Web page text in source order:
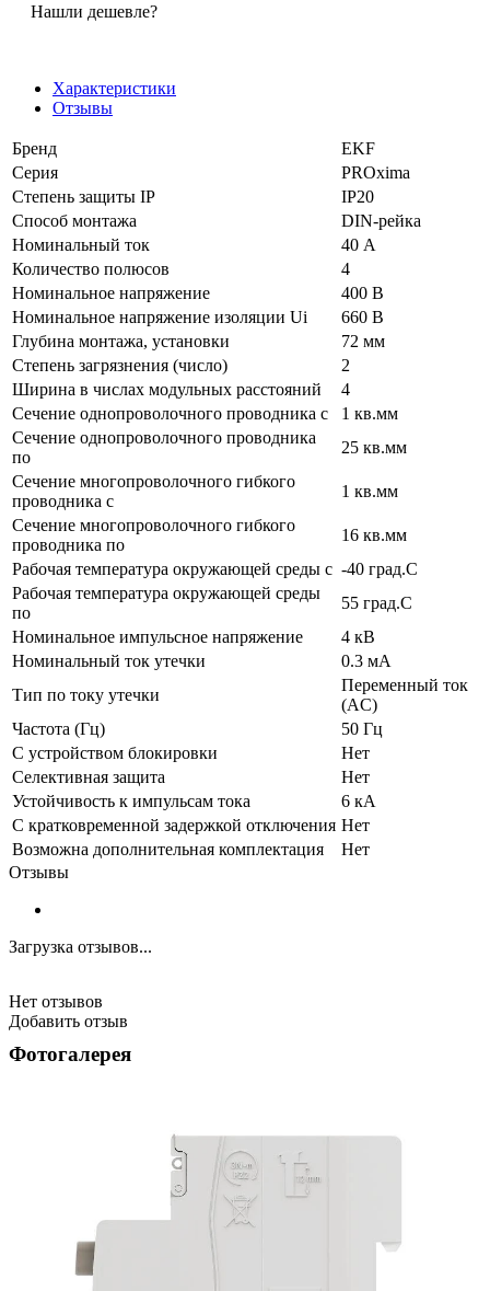
Нашли дешевле?
Характеристики
Отзывы
Бренд
EKF
Серия
PROxima
Степень защиты IP
IP20
Способ монтажа
DIN-рейка
Номинальный ток
40 А
Количество полюсов
4
Номинальное напряжение
400 В
Номинальное напряжение изоляции Ui
660 В
Глубина монтажа, установки
72 мм
Степень загрязнения (число)
2
Ширина в числах модульных расстояний
4
Сечение однопроволочного проводника с
1 кв.мм
Сечение однопроволочного проводника
по
25 кв.мм
Сечение многопроволочного гибкого
проводника с
1 кв.мм
Сечение многопроволочного гибкого
проводника по
16 кв.мм
Рабочая температура окружающей среды с -40 град.C
Рабочая температура окружающей среды
по
55 град.C
Номинальное импульсное напряжение
4 кВ
Номинальный ток утечки
0.3 мА
Тип по току утечки
Переменный ток
(AC)
Частота (Гц)
50 Гц
С устройством блокировки
Нет
Селективная защита
Нет
Устойчивость к импульсам тока
6 кА
С кратковременной задержкой отключения Нет
Возможна дополнительная комплектация
Нет
Отзывы
Загрузка отзывов...
Нет отзывов
Добавить отзыв
Фотогалерея